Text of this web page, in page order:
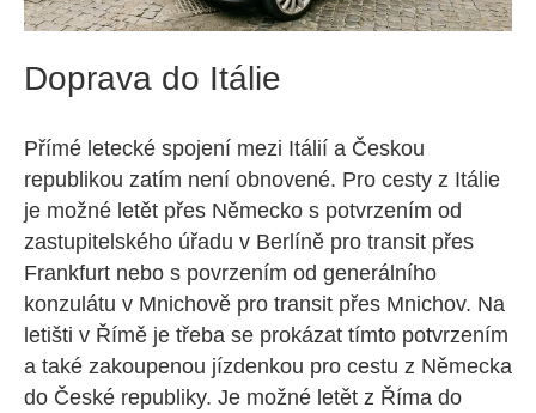
Doprava do Itálie
Přímé letecké spojení mezi Itálií a Českou
republikou zatím není obnovené. Pro cesty z Itálie
je možné letět přes Německo s potvrzením od
zastupitelského úřadu v Berlíně pro transit přes
Frankfurt nebo s povrzením od generálního
konzulátu v Mnichově pro transit přes Mnichov. Na
letišti v Římě je třeba se prokázat tímto potvrzením
a také zakoupenou jízdenkou pro cestu z Německa
do České republiky. Je možné letět z Říma do